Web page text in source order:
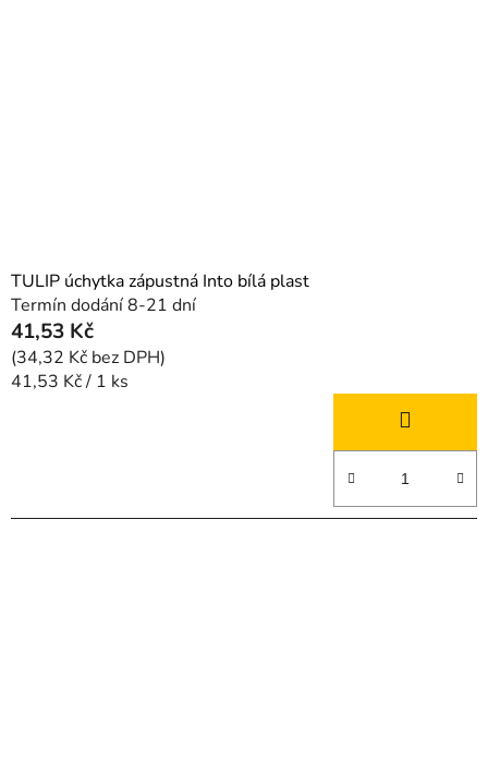
TULIP úchytka zápustná Into bílá plast
Termín dodání 8-21 dní
41,53 Kč
(34,32 Kč bez DPH)
Měrná
41,53 Kč / 1 ks